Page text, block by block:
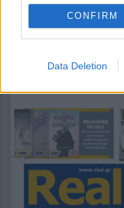
CONFIRM
Data Deletion
||